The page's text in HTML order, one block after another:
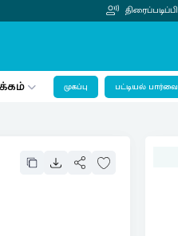
திரைப்படிப்பி
முகப்பு பட்டியல் பார்வை